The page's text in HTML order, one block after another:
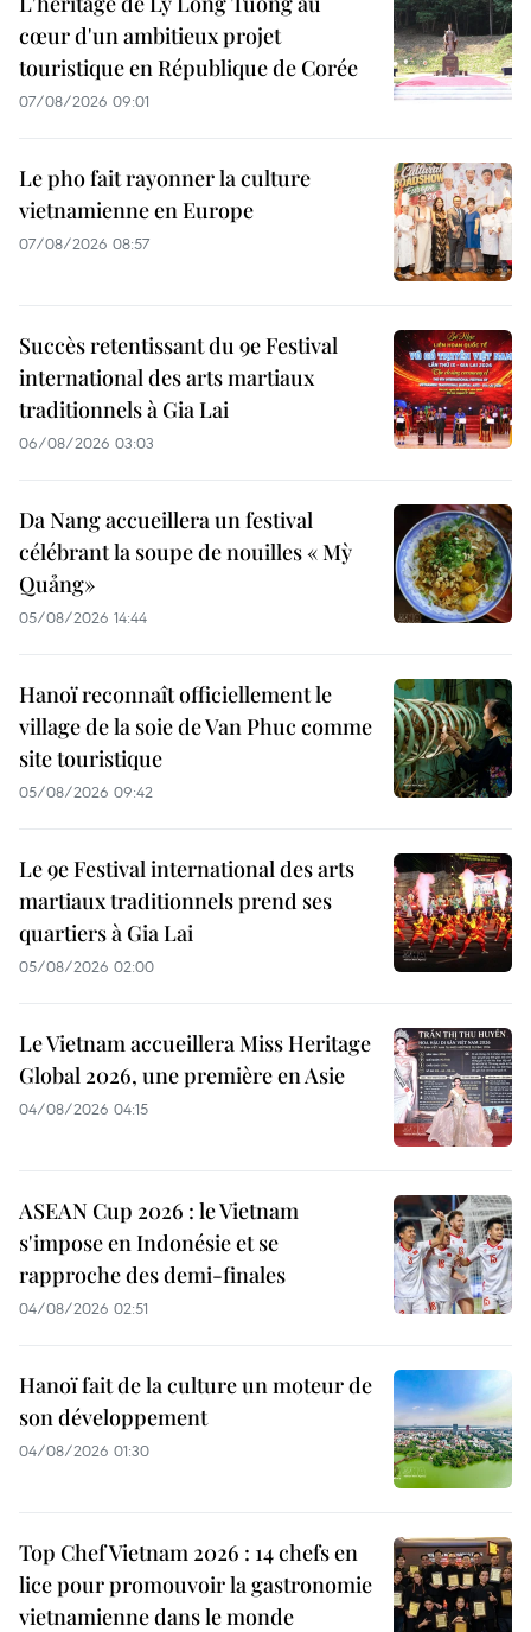
cœur d'un ambitieux projet
touristique en République de Corée
07/08/2026 09:01
Le pho fait rayonner la culture
vietnamienne en Europe
07/08/2026 08:57
Succès retentissant du 9e Festival
international des arts martiaux
traditionnels à Gia Lai
06/08/2026 03:03
Da Nang accueillera un festival
célébrant la soupe de nouilles « Mỳ
Quảng»
05/08/2026 14:44
Hanoï reconnaît officiellement le
village de la soie de Van Phuc comme
site touristique
05/08/2026 09:42
Le 9e Festival international des arts
martiaux traditionnels prend ses
quartiers à Gia Lai
05/08/2026 02:00
Le Vietnam accueillera Miss Heritage
Global 2026, une première en Asie
04/08/2026 04:15
ASEAN Cup 2026 : le Vietnam
s'impose en Indonésie et se
rapproche des demi-finales
04/08/2026 02:51
Hanoï fait de la culture un moteur de
son développement
04/08/2026 01:30
Top Chef Vietnam 2026 : 14 chefs en
lice pour promouvoir la gastronomie
vietnamienne dans le monde